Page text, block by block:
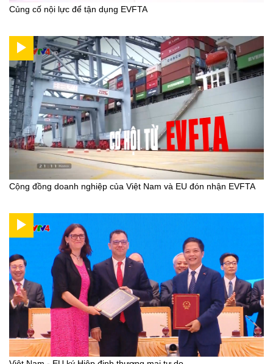
Củng cố nội lực để tận dụng EVFTA
Cộng đồng doanh nghiệp của Việt Nam và EU đón nhận EVFTA